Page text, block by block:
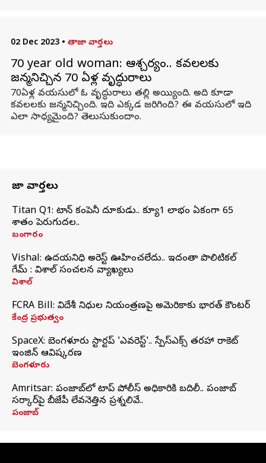
02 Dec 2023 • తాజా వార్తలు
70 year old woman: ఆశ్చర్యం.. కవలలకు
జన్మనిచ్చిన 70 ఏళ్ల వృద్ధురాలు
70ఏళ్ల వయసులో ఓ వృద్ధురాలు తల్లి అయ్యింది. అది కూడా
కవలలకు జన్మనిచ్చింది. ఇది ఎక్కడ జరిగింది? ఈ వయసులో ఇది
ఎలా సాధ్యమైంది? తెలుసుకుందాం.
తాజా వార్తలు
Titan Q1: టైటాన్ కంపెనీ దూకుడు.. క్యూ1 లాభం ఏకంగా 65
శాతం పెరుగుదల..
బంగారం
Vishal: ఉదయనిధి అరెస్ట్‌ ఊహించలేదు.. ఇదంతా పొలిటికల్
గేమ్ : విశాల్ సంచలన వ్యాఖ్యలు
విశాల్
FCRA Bill: విదేశీ నిధుల నియంత్రణపై అమెరికాకు భారత్‌ కౌంటర్
కేంద్ర ప్రభుత్వం
SpaceX: బెంగళూరు స్టార్టప్‌ 'ఎవరెస్ట్'.. స్పేస్‌ఎక్స్ తరహా రాకెట్‌
ఇంజిన్‌ ఆవిష్కరణ
బెంగళూరు
Amritsar: పంజాబ్‌లో టాప్ పోలీస్ అధికారికి బదిలీ.. పంజాబ్
సర్కార్‌పై బీజేపీ లేవనెత్తిన ప్రశ్నలివే..
పంజాబ్